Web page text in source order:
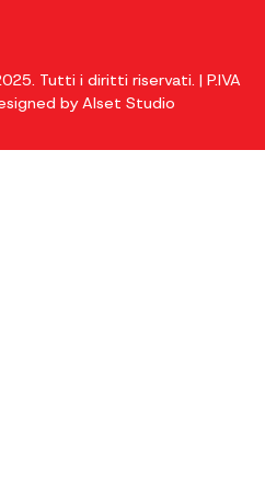
Tutti i diritti riservati. | P.IVA
byAlset Studio